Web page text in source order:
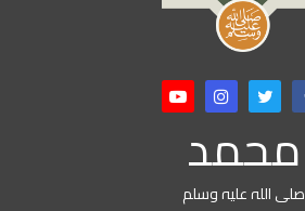
محمد
صلی اللہ علیہ وسلم